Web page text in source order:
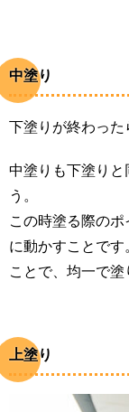
中塗り
下塗りが終わった
中塗りも下塗りと
う。
この時塗る際の
に動かすことで
ことで、均一で塗
上塗り